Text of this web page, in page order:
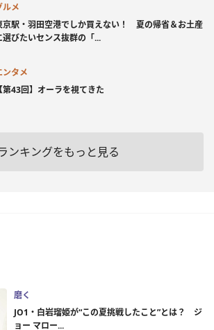
ルメ
京駅・羽田空港でしか買えない！ 夏の帰省＆お土産
選びたいセンス抜群の「...
ンタメ
【第43回】オーラを視てきた
ンキングをもっと見る
磨く
JO1・白岩瑠姫が“この夏挑戦したこと”とは？ ジ
ョー マロー...